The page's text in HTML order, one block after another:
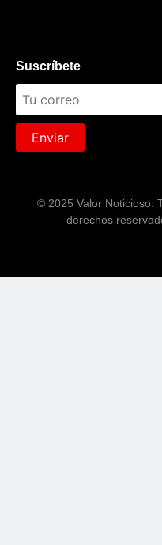
Suscríbete
Enviar
© 2025 Valor Noticioso.
derechos